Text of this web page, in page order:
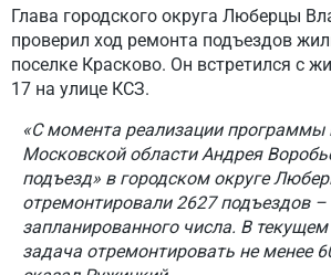
Глава городского округа Люберцы
проверил ход ремонта подъездов
поселке Красково. Он встретился с
17 на улице КСЗ.
«С момента реализации программы
Московской области Андрея
подъезд» в городском округе
отремонтировали 2627 подъездов –
запланированного числа. В текущем
задача отремонтировать не менее